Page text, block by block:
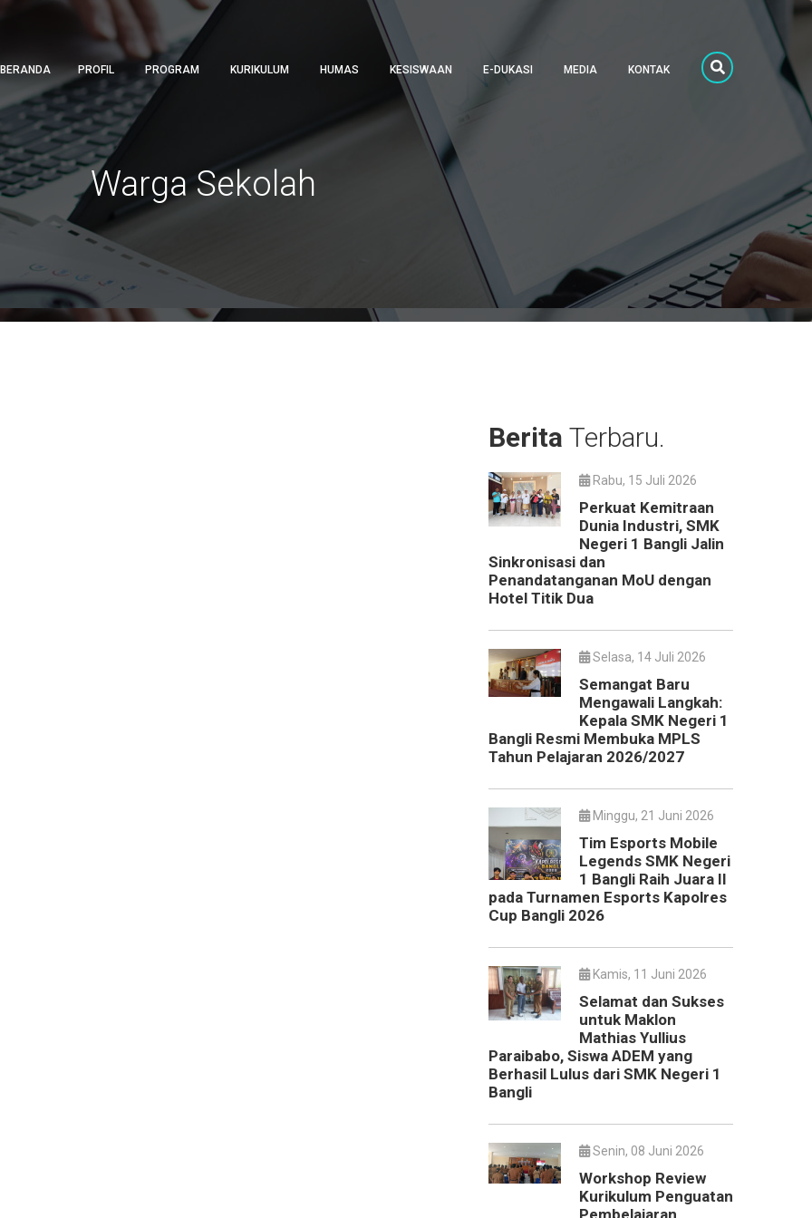
BERANDA PROFIL PROGRAM KURIKULUM HUMAS KESISWAAN E-DUKASI MEDIA KONTAK
Warga Sekolah
Berita Terbaru.
Rabu, 15 Juli 2026
Perkuat Kemitraan
Dunia Industri, SMK
Negeri 1 Bangli Jalin
Sinkronisasi dan
Penandatanganan MoU dengan
Hotel Titik Dua
Selasa, 14 Juli 2026
Semangat Baru
Mengawali Langkah:
Kepala SMK Negeri 1
Bangli Resmi Membuka MPLS
Tahun Pelajaran 2026/2027
Minggu, 21 Juni 2026
Tim Esports Mobile
Legends SMK Negeri
1 Bangli Raih Juara II
pada Turnamen Esports Kapolres
Cup Bangli 2026
Kamis, 11 Juni 2026
Selamat dan Sukses
untuk Maklon
Mathias Yullius
Paraibabo, Siswa ADEM yang
Berhasil Lulus dari SMK Negeri 1
Bangli
Senin, 08 Juni 2026
Workshop Review
Kurikulum Penguatan
Pembelajaran